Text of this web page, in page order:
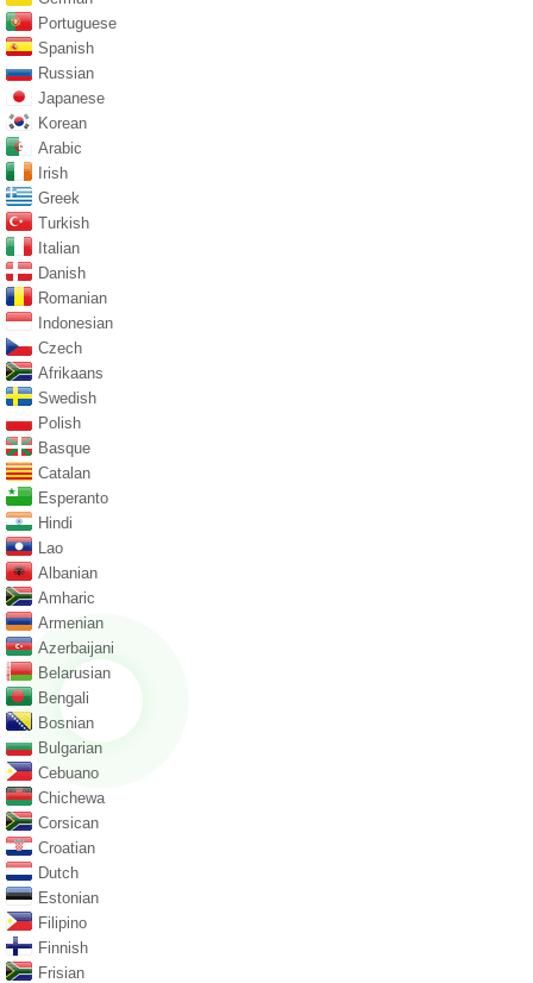
Portuguese
Spanish
Russian
Japanese
Korean
Arabic
Irish
Greek
Turkish
Italian
Danish
Romanian
Indonesian
Czech
Afrikaans
Swedish
Polish
Basque
Catalan
Esperanto
Hindi
Lao
Albanian
Amharic
Armenian
Azerbaijani
Belarusian
Bengali
Bosnian
Bulgarian
Cebuano
Chichewa
Corsican
Croatian
Dutch
Estonian
Filipino
Finnish
Frisian